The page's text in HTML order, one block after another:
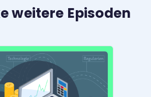
weitere Episoden